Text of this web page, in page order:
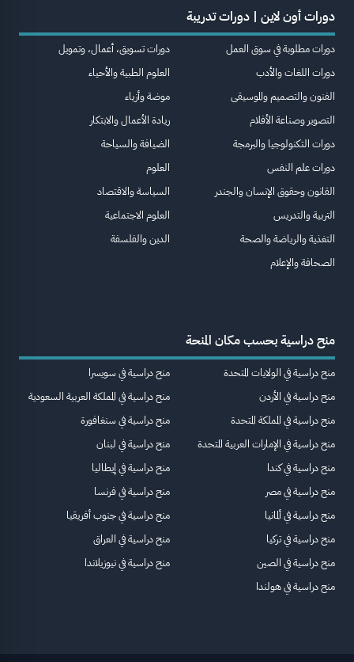
دورات أون لاين | دورات تدريبة
دورات مطلوبة في سوق العمل
دورات اللغات والأدب
الفنون والتصميم والموسيقى
التصوير وصناعة الأفلام
دورات التكنولوجيا والبرمجة
دورات علم النفس
القانون وحقوق الإنسان والجندر
التربية والتدريس
التغذية والرياضة والصحة
الصحافة والإعلام
دورات تسويق، أعمال، وتمويل
العلوم الطبية والأحياء
موضة وأزياء
ريادة الأعمال والابتكار
الضيافة والسياحة
العلوم
السياسة والاقتصاد
العلوم الاجتماعية
الدين والفلسفة
منح دراسية بحسب مكان المنحة
منح دراسية في الولايات المتحدة
منح دراسية في الأردن
منح دراسية في المملكة المتحدة
منح دراسية في الإمارات العربية المتحدة
منح دراسية في كندا
منح دراسية في مصر
منح دراسية في ألمانيا
منح دراسية في تركيا
منح دراسية في الصين
منح دراسية في هولندا
منح دراسية في سويسرا
منح دراسية في المملكة العربية السعودية
منح دراسية في سنغافورة
منح دراسية في لبنان
منح دراسية في إيطاليا
منح دراسية في فرنسا
منح دراسية في جنوب أفريقيا
منح دراسية في العراق
منح دراسية في نيوزيلاندا